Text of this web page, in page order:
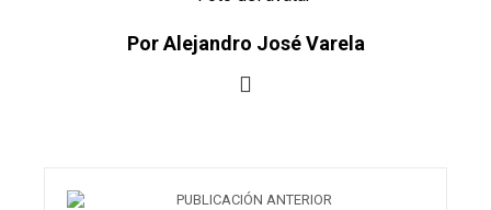
Por Alejandro José Varela
PUBLICACIÓN ANTERIOR